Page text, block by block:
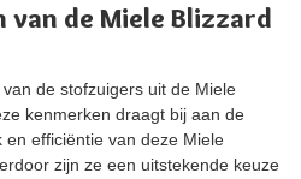
van de Miele Blizzard
de stofzuigers uit de Miele
kenmerken draagt bij aan de
efficiëntie van deze Miele
zijn ze een uitstekende keuze